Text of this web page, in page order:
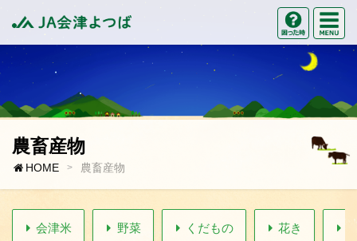
JA会津よつば
困った時
農畜産物
HOME 農畜産物
会津米 野菜 くだもの 花き